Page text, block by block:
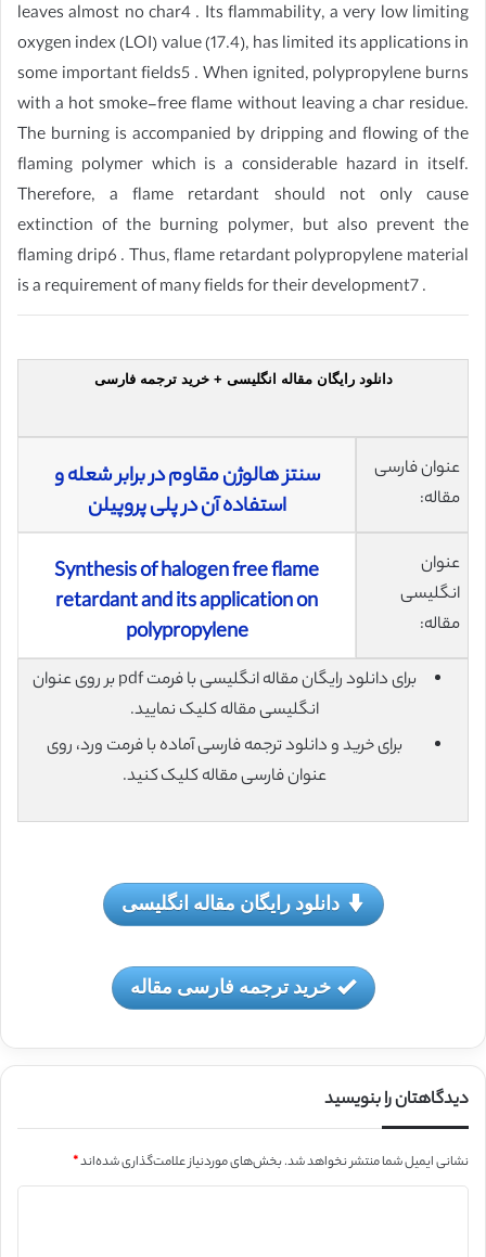
leaves almost no char4 . Its flammability, a very low limiting
oxygen index (LOI) value (17.4), has limited its applications in
some important fields5 . When ignited, polypropylene burns
with a hot smoke-free flame without leaving a char residue.
The burning is accompanied by dripping and flowing of the
flaming polymer which is a considerable hazard in itself.
Therefore, a flame retardant should not only cause
extinction of the burning polymer, but also prevent the
flaming drip6 . Thus, flame retardant polypropylene material
is a requirement of many fields for their development7 .
دانلود رایگان مقاله انگلیسی + خرید ترجمه فارسی
عنوان فارسی
مقاله:
سنتز هالوژن مقاوم در برابر شعله و
استفاده آن در پلی پروپیلن
عنوان
انگلیسی
مقاله:
Synthesis of halogen free flame
retardant and its application on
polypropylene
برای دانلود رایگان مقاله انگلیسی با فرمت pdf بر روی عنوان
انگلیسی مقاله کلیک نمایید.
برای خرید و دانلود ترجمه فارسی آماده با فرمت ورد، روی
عنوان فارسی مقاله کلیک کنید.
دانلود رایگان مقاله انگلیسی
خرید ترجمه فارسی مقاله
دیدگاهتان را بنویسید
نشانی ایمیل شما منتشر نخواهد شد.بخش‌های موردنیاز علامت‌گذاری شده‌اند*